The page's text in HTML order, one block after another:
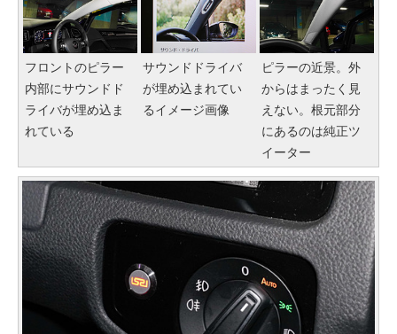
フロントのピラー
内部にサウンドド
ライバが埋め込ま
れている
サウンドドライバ
が埋め込まれてい
るイメージ画像
ピラーの近景。外
からはまったく見
えない。根元部分
にあるのは純正ツ
イーター